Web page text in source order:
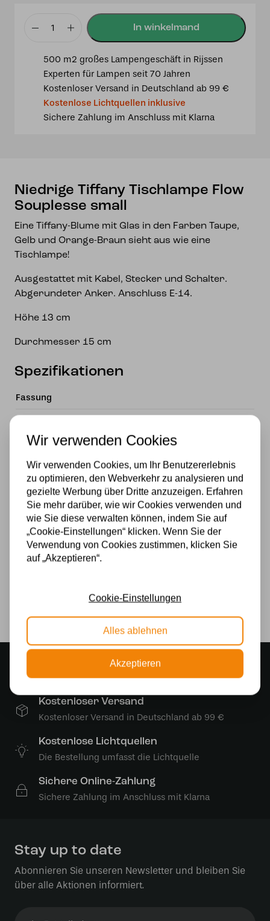
Niedrige
Tischlampe
Flow
Souplesse
small
Menge
500 m2 großes Lampengeschäft in Rijssen
Experten für Lampen seit 70 Jahren
Kostenloser Versand in Deutschland ab 99 €
Kostenlose Lichtquellen inklusive
Sichere Zahlung im Anschluss mit Klarna
Niedrige Tiffany Tischlampe Flow
Souplesse small
Eine Tiffany-Blume mit Glas in den Farben Taupe,
Gelb und Orange-Braun sieht aus wie eine
Tischlampe!
Ausgestattet mit Kabel, Stecker und Schalter.
Abgerundeter Anker. Anschluss E-14.
Höhe 13 cm
Durchmesser 15 cm
Spezifikationen
Fassung
Marke
Art Deco Trade
Material
Stromversorgung
Stimmungsvoller Showroom
500 m2 großes Lampengeschäft in Rijssen
Kostenloser Versand
Kostenloser Versand in Deutschland ab 99 €
Kostenlose Lichtquellen
Die Bestellung umfasst die Lichtquelle
Sichere Online-Zahlung
Sichere Zahlung im Anschluss mit Klarna
Stay up to date
Abonnieren Sie unseren Newsletter und bleiben Sie
über alle Aktionen informiert.
Wir verwenden Cookies
Wir verwenden Cookies, um Ihr Benutzererlebnis
zu optimieren, den Webverkehr zu analysieren und
gezielte Werbung über Dritte anzuzeigen. Erfahren
Sie mehr darüber, wie wir Cookies verwenden und
wie Sie diese verwalten können, indem Sie auf
„Cookie-Einstellungen“ klicken. Wenn Sie der
Verwendung von Cookies zustimmen, klicken Sie
auf „Akzeptieren“.
Cookie-Einstellungen
Alles ablehnen
Akzeptieren